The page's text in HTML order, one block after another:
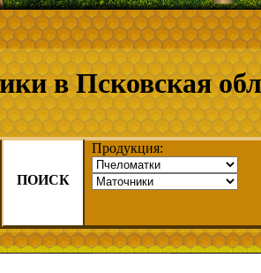
в Псковская
Продукция:
ПОИСК